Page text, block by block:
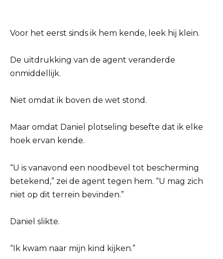
Voor het eerst sinds ik hem kende, leek hij klein.
De uitdrukking van de agent veranderde
onmiddellijk.
Niet omdat ik boven de wet stond.
Maar omdat Daniel plotseling besefte dat ik elke
hoek ervan kende.
“U is vanavond een noodbevel tot bescherming
betekend,” zei de agent tegen hem. “U mag zich
niet op dit terrein bevinden.”
Daniel slikte.
“Ik kwam naar mijn kind kijken.”